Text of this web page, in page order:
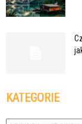
KATEGORIE
Kategorie